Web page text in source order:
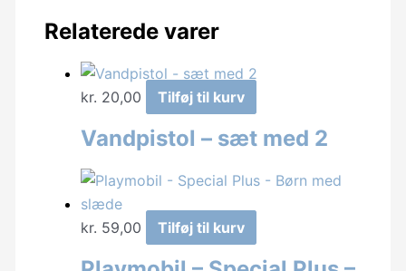
Relaterede varer
kr. 20,00 Tilføj til kurv
Vandpistol – sæt med 2
kr. 59,00 Tilføj til kurv